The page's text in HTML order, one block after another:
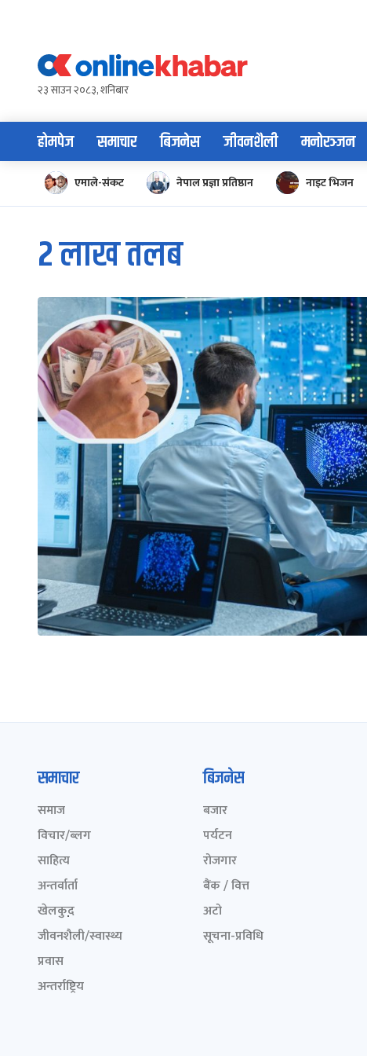
content२३ साउन २०८३, शनिबार
होमपेज समाचार बिजनेस जीवनशैली मनोरञ्जन
एमाले-संकट नेपाल प्रज्ञा प्रतिष्ठान नाइट भिजन
२ लाख तलब
समाचार
समाज
विचार/ब्लग
साहित्य
अन्तर्वार्ता
खेलकुद़़
जीवनशैली/स्वास्थ्य
प्रवास
अन्तर्राष्ट्रिय
बिजनेस
बजार
पर्यटन
रोजगार
बैंक / वित्त
अटो
सूचना-प्रविधि